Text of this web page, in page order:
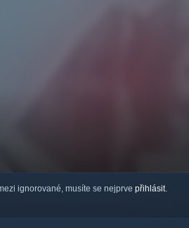
ignorované, musíte se nejprve přihlásit.